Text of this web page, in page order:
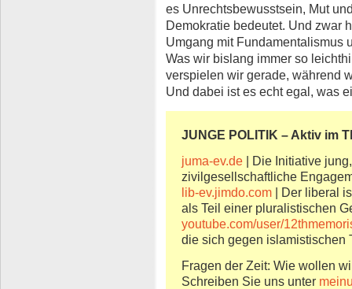
es Unrechtsbewusstsein, Mut
Demokratie bedeutet. Und zwar
Umgang mit Fundamentalismus
Was wir bislang immer so
verspielen wir gerade, während
Und dabei ist es echt egal, was
JUNGE POLITIK – Aktiv im
juma-ev.de | Die Initiative
zivilgesellschaftliche
lib-ev.jimdo.com | Der liberal
als Teil einer pluralistischen
youtube.com/user/
die sich gegen islamistischen
Fragen der Zeit: Wie wollen
Schreiben Sie uns unter